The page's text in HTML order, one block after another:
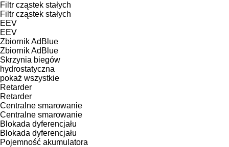
Filtr cząstek stałych
Filtr cząstek stałych
EEV
EEV
Zbiornik AdBlue
Zbiornik AdBlue
Skrzynia biegów
hydrostatyczna
pokaż wszystkie
Retarder
Retarder
Centralne smarowanie
Centralne smarowanie
Blokada dyferencjału
Blokada dyferencjału
Pojemność akumulatora